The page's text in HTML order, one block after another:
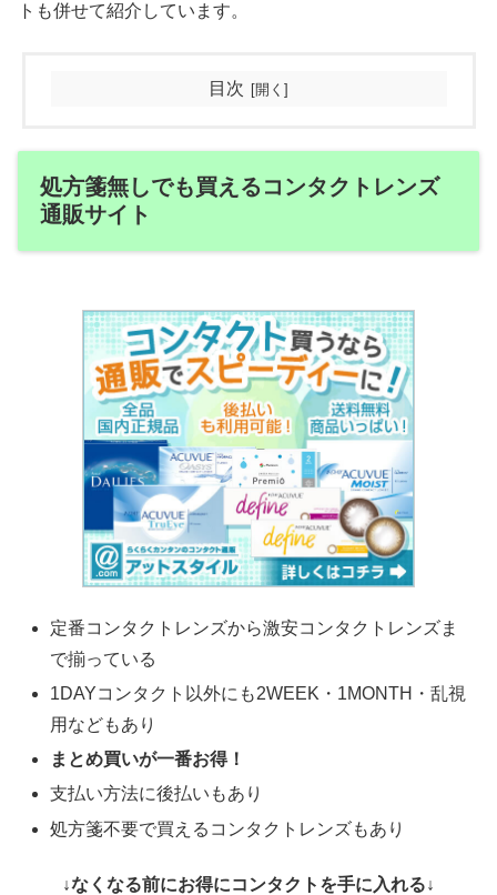
トも併せて紹介しています。
目次
処方箋無しでも買えるコンタクトレンズ
通販サイト
定番コンタクトレンズから激安コンタクトレンズま
で揃っている
1DAYコンタクト以外にも2WEEK・1MONTH・乱視
用などもあり
まとめ買いが一番お得！
支払い方法に後払いもあり
処方箋不要で買えるコンタクトレンズもあり
↓なくなる前にお得にコンタクトを手に入れる↓